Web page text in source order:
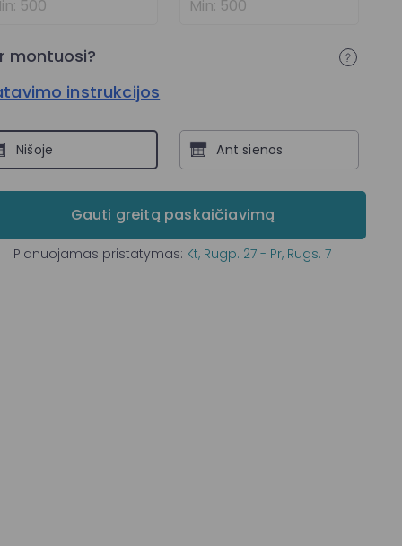
montuosi?
instrukcijos
Nišoje Ant sienos
Gauti greitą paskaičiavimą
Planuojamas pristatymas: Kt, Rugp. 27 - Pr, Rugs. 7